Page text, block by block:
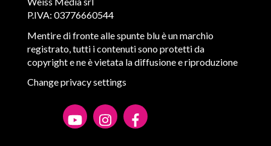
P.IVA: 03776660544
Mentire di fronte alle spunte blu è un marchio
registrato, tutti i contenuti sono protetti da
copyright e ne è vietata la diffusione e riproduzione
Change privacy settings